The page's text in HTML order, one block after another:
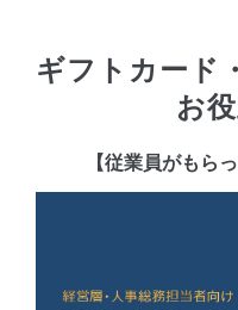
ギフトカード
お
【従業員がもら